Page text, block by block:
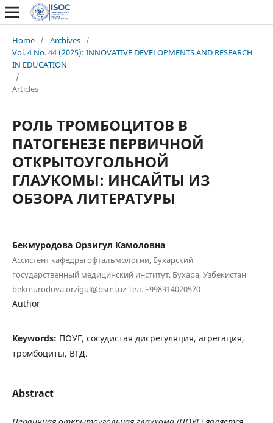
Home / Archives /
Vol. 4 No. 44 (2025): INNOVATIVE DEVELOPMENTS AND RESEARCH
IN EDUCATION
/
Articles
РОЛЬ ТРОМБОЦИТОВ В
ПАТОГЕНЕЗЕ ПЕРВИЧНОЙ
ОТКРЫТОУГОЛЬНОЙ
ГЛАУКОМЫ: ИНСАЙТЫ ИЗ
ОБЗОРА ЛИТЕРАТУРЫ
Бекмуродова Орзигул Камоловна
Ассистент кафедры офтальмологии, Бухарский
государственный медицинский институт, Бухара, Узбекистан
bekmurodova.orzigul@bsmi.uz Тел. +998914020570
Author
Keywords: ПОУГ, сосудистая дисрегуляция, агрегация,
тромбоциты, ВГД.
Abstract